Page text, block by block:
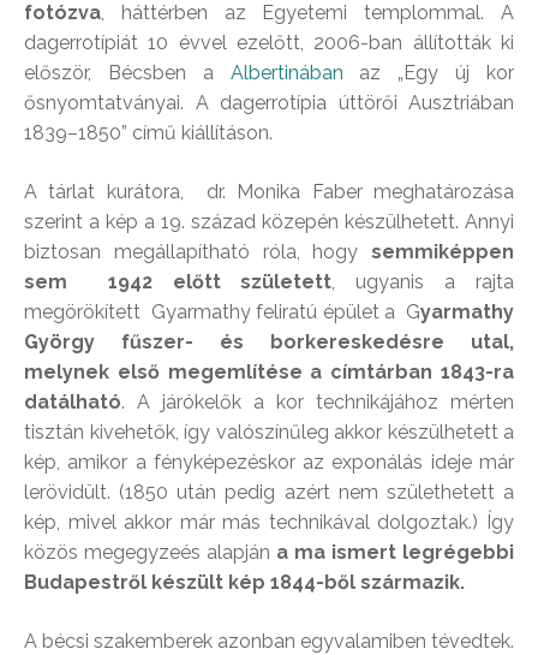
fotózva, háttérben az Egyetemi templommal. A
dagerrotípiát 10 évvel ezelőtt, 2006-ban állították ki
először, Bécsben a Albertinában az „Egy új kor
ősnyomtatványai. A dagerrotípia úttörői Ausztriában
1839–1850” című kiállításon.
A tárlat kurátora, dr. Monika Faber meghatározása
szerint a kép a 19. század közepén készülhetett. Annyi
biztosan megállapítható róla, hogy semmiképpen
sem 1942 előtt született, ugyanis a rajta
megörökített Gyarmathy feliratú épület a Gyarmathy
György fűszer- és borkereskedésre utal,
melynek első megemlítése a címtárban 1843-ra
datálható. A járókelők a kor technikájához mérten
tisztán kivehetők, így valószínűleg akkor készülhetett a
kép, amikor a fényképezéskor az exponálás ideje már
lerövidült. (1850 után pedig azért nem születhetett a
kép, mivel akkor már más technikával dolgoztak.) Így
közös megegyzeés alapján a ma ismert legrégebbi
Budapestről készült kép 1844-ből származik.
A bécsi szakemberek azonban egyvalamiben tévedtek.